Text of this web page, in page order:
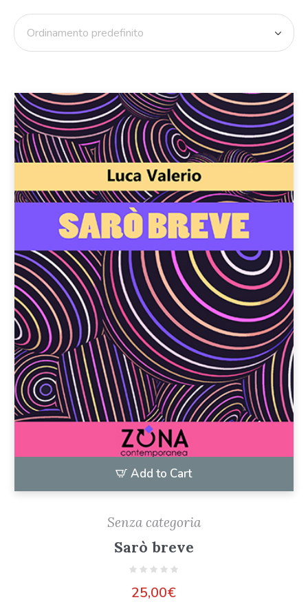
Add to Cart
Senza categoria
Sarò breve
25,00€